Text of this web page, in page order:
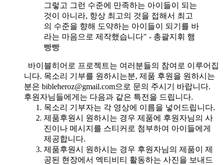
그렇고 그런 수준에 만족하는 아이들이 되는
것이 아니라, 항상 최고의 것을 접해서 최고
의 수준을 향해 도약하는 아이들이 되기를 바
라는 마음으로 제작했습니다" - 총괄지휘 햄
빵빵
바이블히어로 프로젝트는 여러분들의 참여로 이루어집
니다. 목소리 기부를 원하시는분, 제품 후원을 원하시는
분은 bibleheroz@gmail.com으로 문의 주시기 바랍니다.
후원자님들에게는 다음과 같은 특전을 드립니다.
목소리 기부자는 각 영상에 이름을 넣어드립니다.
제품후원시 원하시는 경우 제품에 후원자님의 사
진이나 메시지를 스티커로 첨부하여 아이들에게
제공합니다.
제품후원시 원하시는 경우 후원자님의 제품이 제
공된 현장에서 엑티비티 활동하는 사진을 보내드